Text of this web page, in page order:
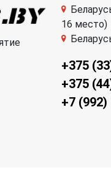
16 место)
+375
+375
+7